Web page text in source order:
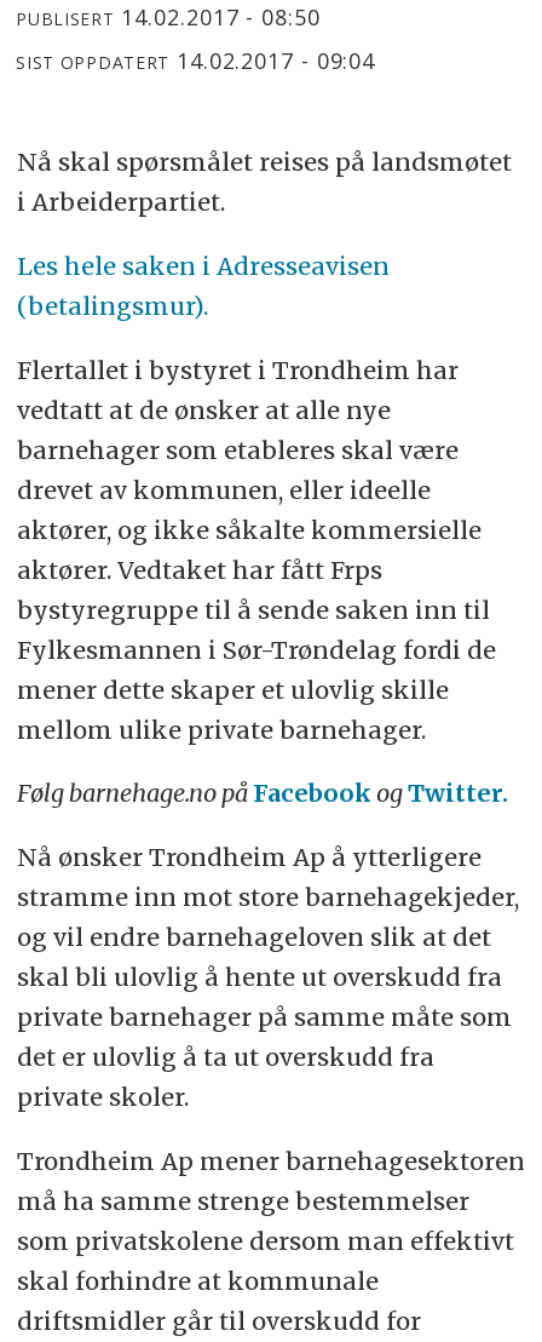
PUBLISERT 14.02.2017 - 08:50
SIST OPPDATERT 14.02.2017 - 09:04
Nå skal spørsmålet reises på landsmøtet
i Arbeiderpartiet.
Les hele saken i Adresseavisen
(betalingsmur).
Flertallet i bystyret i Trondheim har
vedtatt at de ønsker at alle nye
barnehager som etableres skal være
drevet av kommunen, eller ideelle
aktører, og ikke såkalte kommersielle
aktører. Vedtaket har fått Frps
bystyregruppe til å sende saken inn til
Fylkesmannen i Sør-Trøndelag fordi de
mener dette skaper et ulovlig skille
mellom ulike private barnehager.
Følg barnehage.no påFacebook ogTwitter.
Nå ønsker Trondheim Ap å ytterligere
stramme inn mot store barnehagekjeder,
og vil endre barnehageloven slik at det
skal bli ulovlig å hente ut overskudd fra
private barnehager på samme måte som
det er ulovlig å ta ut overskudd fra
private skoler.
Trondheim Ap mener barnehagesektoren
må ha samme strenge bestemmelser
som privatskolene dersom man effektivt
skal forhindre at kommunale
driftsmidler går til overskudd for